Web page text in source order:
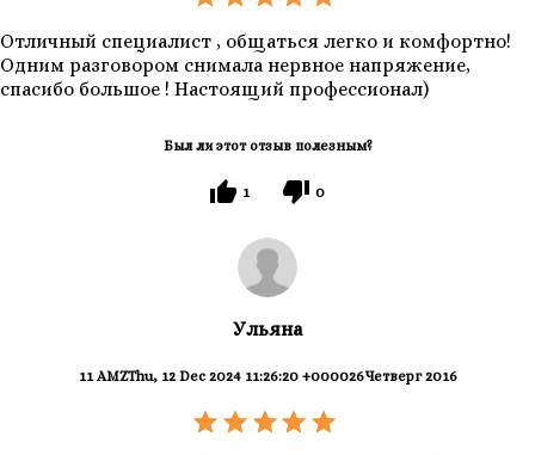
Отличный специалист , общаться легко и комфортно!
Одним разговором снимала нервное напряжение,
спасибо большое ! Настоящий профессионал)
Был ли этот отзыв полезным?
1 0
11 AMZThu, 12 Dec 2024 11:26:20 +000026Четверг 2016
Ульяна